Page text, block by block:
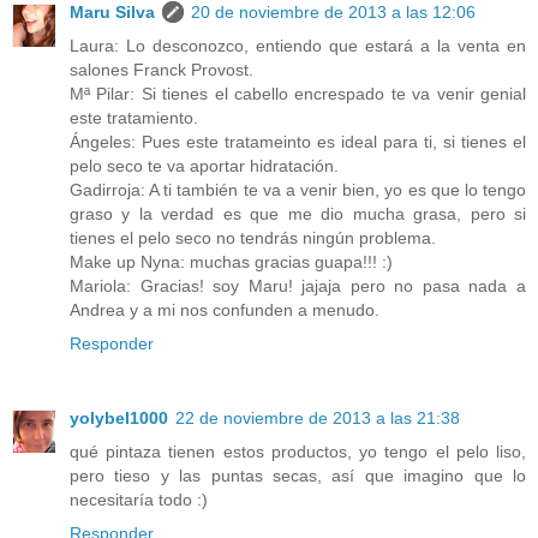
Maru Silva
20 de noviembre de 2013 a las 12:06
Laura: Lo desconozco, entiendo que estará a la venta en
salones Franck Provost.
Mª Pilar: Si tienes el cabello encrespado te va venir genial
este tratamiento.
Ángeles: Pues este tratameinto es ideal para ti, si tienes el
pelo seco te va aportar hidratación.
Gadirroja: A ti también te va a venir bien, yo es que lo tengo
graso y la verdad es que me dio mucha grasa, pero si
tienes el pelo seco no tendrás ningún problema.
Make up Nyna: muchas gracias guapa!!! :)
Mariola: Gracias! soy Maru! jajaja pero no pasa nada a
Andrea y a mi nos confunden a menudo.
Responder
yolybel1000 22 de noviembre de 2013 a las 21:38
qué pintaza tienen estos productos, yo tengo el pelo liso,
pero tieso y las puntas secas, así que imagino que lo
necesitaría todo :)
Responder